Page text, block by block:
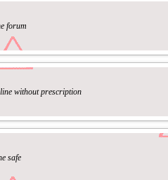
forum
without prescription
safe